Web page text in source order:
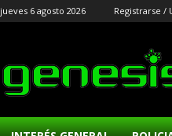
jueves 6 agosto 2026 Registrarse /